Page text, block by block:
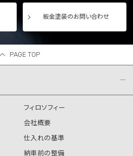
板金塗装のお問い合わせ
PAGE TOP
フィロソフィー
会社概要
仕入れの基準
納車前の整備